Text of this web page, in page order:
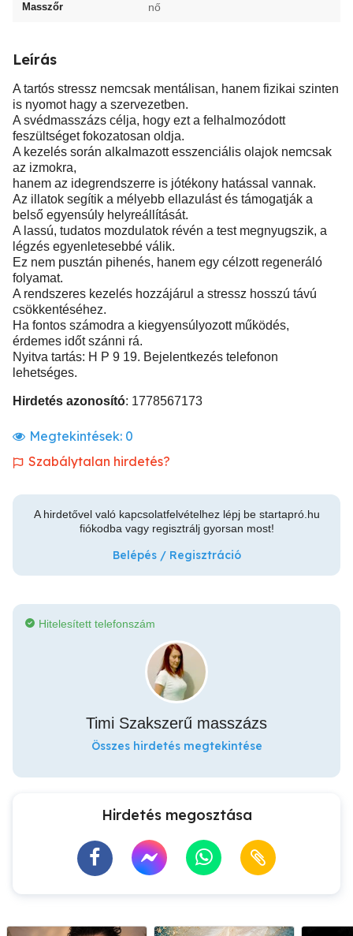
Masszőr nő
Leírás
A tartós stressz nemcsak mentálisan, hanem fizikai szinten
is nyomot hagy a szervezetben.
A svédmasszázs célja, hogy ezt a felhalmozódott
feszültséget fokozatosan oldja.
A kezelés során alkalmazott esszenciális olajok nemcsak
az izmokra,
hanem az idegrendszerre is jótékony hatással vannak.
Az illatok segítik a mélyebb ellazulást és támogatják a
belső egyensúly helyreállítását.
A lassú, tudatos mozdulatok révén a test megnyugszik, a
légzés egyenletesebbé válik.
Ez nem pusztán pihenés, hanem egy célzott regeneráló
folyamat.
A rendszeres kezelés hozzájárul a stressz hosszú távú
csökkentéséhez.
Ha fontos számodra a kiegyensúlyozott működés,
érdemes időt szánni rá.
Nyitva tartás: H P 9 19. Bejelentkezés telefonon
lehetséges.
Hirdetés azonosító: 1778567173
Megtekintések: 0
Szabálytalan hirdetés?
A hirdetővel való kapcsolatfelvételhez lépj be startapró.hu
fiókodba vagy regisztrálj gyorsan most!
Belépés / Regisztráció
Hitelesített telefonszám
Timi Szakszerű masszázs
Összes hirdetés megtekintése
Hirdetés megosztása